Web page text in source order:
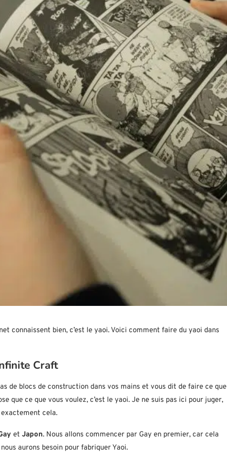
connaissent bien, c’est le yaoi. Voici comment faire du yaoi dans
Craft
de blocs de construction dans vos mains et vous dit de faire ce que
que ce que vous voulez, c’est le yaoi. Je ne suis pas ici pour juger,
cela.
et Japon. Nous allons commencer par Gay en premier, car cela
aurons besoin pour fabriquer Yaoi.